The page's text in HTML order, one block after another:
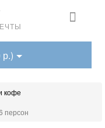
р.)
кофе
персон